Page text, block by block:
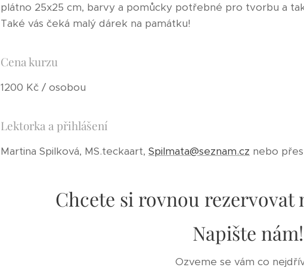
plátno 25x25 cm, barvy a pomůcky potřebné pro tvorbu a
Také vás čeká malý dárek na památku!
Cena kurzu
1200 Kč / osobou
Lektorka a přihlášení
Martina Spilková, MS.teckaart, Spilmata@seznam.cz nebo
Chcete si rovnou rezervovat
Napište nám!
Ozveme se vám co